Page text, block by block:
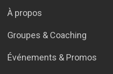
À propos
Groupes & Coaching
Événements & Promos